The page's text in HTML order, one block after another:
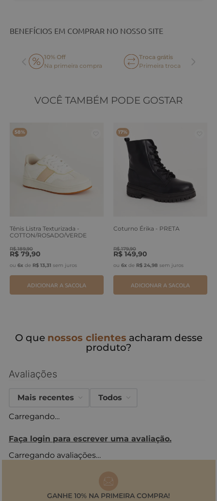
BENEFÍCIOS EM COMPRAR NO NOSSO SITE
10% Off
Na primeira compra
Troca grátis
Primeira troca
VOCÊ TAMBÉM PODE GOSTAR
58%
Tênis Listra Texturizada -
COTTON/ROSADO/VERDE
R$ 189,90
R$ 79,90
ou 6x de R$ 13,31 sem juros
ADICIONAR A SACOLA
17%
Coturno Érika - PRETA
R$ 179,90
R$ 149,90
ou 6x de R$ 24,98 sem juros
ADICIONAR A SACOLA
O que nossos clientes acharam desse
produto?
Avaliações
Carregando…
Faça login para escrever uma avaliação.
Mais recentes Todos
Carregando avaliações…
GANHE 10% NA PRIMEIRA COMPRA!